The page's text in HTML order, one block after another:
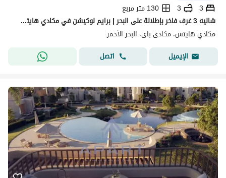
3
3
130 متر مربع
شاليه 3 غرف فاخر بإطلالة على البحر | برايم لوكيشن في مكادي هايتس بتقسيط على 8 سنوات افضل سعر
مكادي هايتس، مكادى باى، البحر الأحمر
الإيميل
اتصل